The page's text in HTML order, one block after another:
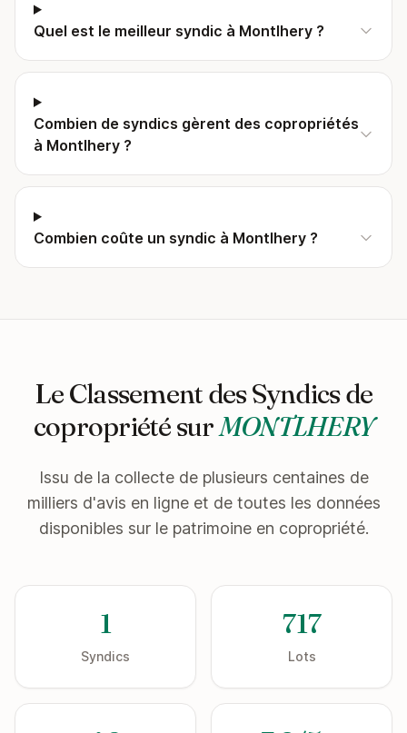
Quel est le meilleur syndic à Montlhery ?
Combien de syndics gèrent des copropriétés
à Montlhery ?
Combien coûte un syndic à Montlhery ?
Le Classement des Syndics de
copropriété surMONTLHERY
Issu de la collecte de plusieurs centaines de
milliers d'avis en ligne et de toutes les données
disponibles sur le patrimoine en copropriété.
1
Syndics
717
Lots